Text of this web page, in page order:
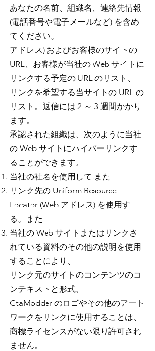
あなたの名前、組織名、連絡先情報
(電話番号や電子メールなど) を含め
てください。
アドレス) およびお客様のサイトの
URL、お客様が当社の Web サイトに
リンクする予定の URL のリスト、
リンクを希望する当サイトの URL の
リスト。返信には 2 ～ 3 週間かかり
ます。
承認された組織は、次のように当社
の Web サイトにハイパーリンクす
ることができます。
当社の社名を使用して;また
リンク先の Uniform Resource
Locator (Web アドレス) を使用す
る。また
当社の Web サイトまたはリンクさ
れている資料のその他の説明を使用
することにより、
リンク元のサイトのコンテンツのコ
ンテキストと形式。
GtaModder のロゴやその他のアート
ワークをリンクに使用することは、
商標ライセンスがない限り許可され
ません。